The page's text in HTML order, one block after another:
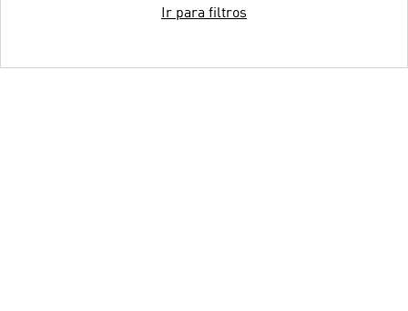
Ir para filtros